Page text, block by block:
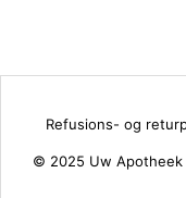
Refusions- og
© 2025 Uw Apotheek